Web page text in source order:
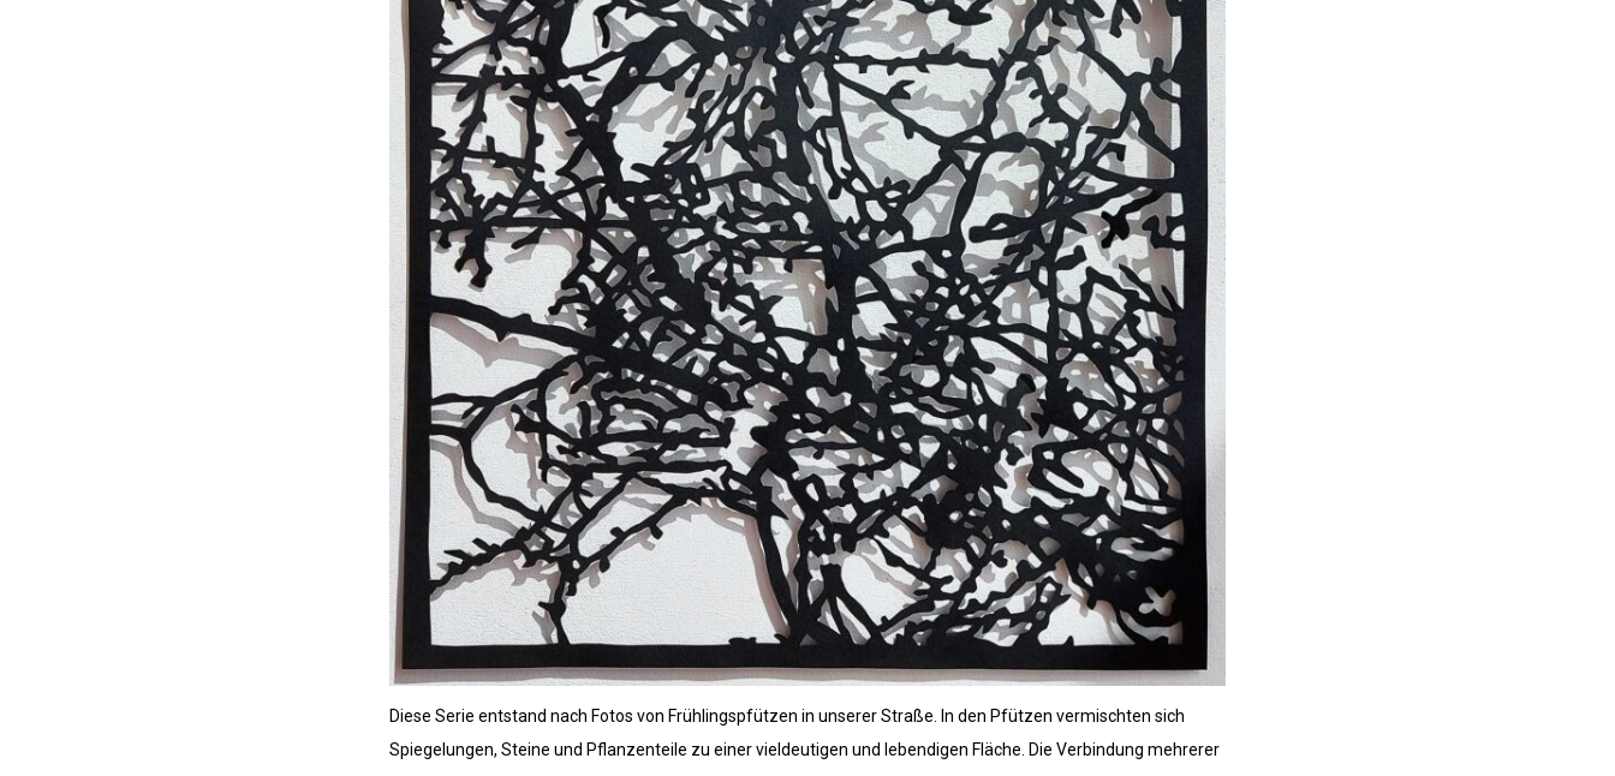
Diese Serie entstand nach Fotos von Frühlingspfützen in unserer Straße. In den Pfützen vermischten sich
Spiegelungen, Steine und Pflanzenteile zu einer vieldeutigen und lebendigen Fläche. Die Verbindung mehrerer